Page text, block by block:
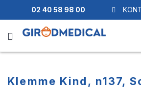
02 40 58 98 00
Klemme Kind, n137,